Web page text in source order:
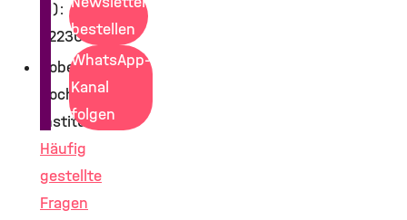
(1):
2223057
Robert
Koch-
Institut:
Häufig
gestellte
Fragen
bestellen
WhatsApp-
Kanal
folgen